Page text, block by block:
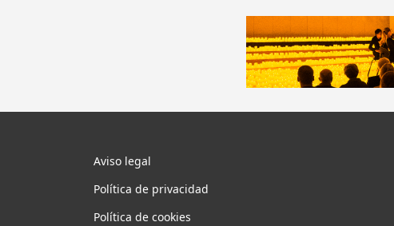
Aviso legal
Política de privacidad
Política de cookies